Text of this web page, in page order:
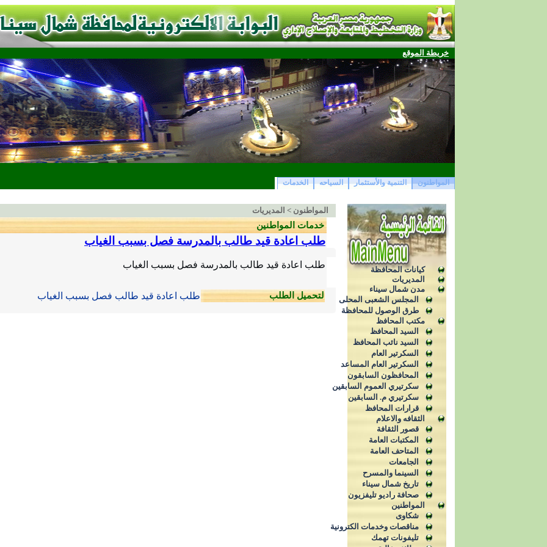
خريطة الموقع
المواطنون التنمية والأستثمار السياحه الخدمات
كيانات المحافظة
المديريات
مدن شمال سيناء
المجلس الشعبى المحلى
طرق الوصول للمحافظة
مكتب المحافظ
السيد المحافظ
السيد نائب المحافظ
السكرتير العام
السكرتير العام المساعد
المحافظون السابقون
سكرتيري العموم السابقين
سكرتيري م. السابقين
قرارات المحافظ
الثقافه والاعلام
قصور الثقافة
المكتبات العامة
المتاحف العامة
الجامعات
السينما والمسرح
تاريخ شمال سيناء
صحافة راديو تليفزيون
المواطنين
شكاوى
مناقصات وخدمات الكترونية
تليفونات تهمك
المواطنون > المديريات
خدمات المواطنين
طلب اعادة قيد طالب بالمدرسة فصل بسبب الغياب
طلب اعادة قيد طالب بالمدرسة فصل بسبب الغياب
لتحميل الطلب طلب اعادة قيد طالب فصل بسبب الغياب